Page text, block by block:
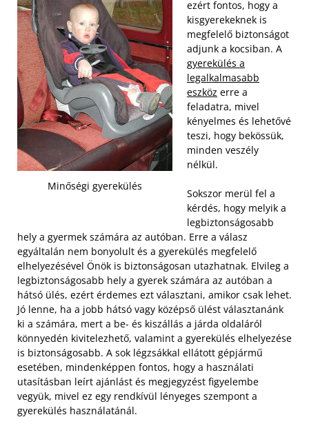
Minőségi gyerekülés
ezért fontos, hogy a
kisgyerekeknek is
megfelelő biztonságot
adjunk a kocsiban. A
gyerekülés a
legalkalmasabb
eszköz erre a
feladatra, mivel
kényelmes és lehetővé
teszi, hogy bekössük,
minden veszély
nélkül.
Sokszor merül fel a
kérdés, hogy melyik a
legbiztonságosabb
hely a gyermek számára az autóban. Erre a válasz
egyáltalán nem bonyolult és a gyerekülés megfelelő
elhelyezésével Önök is biztonságosan utazhatnak. Elvileg a
legbiztonságosabb hely a gyerek számára az autóban a
hátsó ülés, ezért érdemes ezt választani, amikor csak lehet.
Jó lenne, ha a jobb hátsó vagy középső ülést választanánk
ki a számára, mert a be- és kiszállás a járda oldaláról
könnyedén kivitelezhető, valamint a gyerekülés elhelyezése
is biztonságosabb. A sok légzsákkal ellátott gépjármű
esetében, mindenképpen fontos, hogy a használati
utasításban leírt ajánlást és megjegyzést figyelembe
vegyük, mivel ez egy rendkívül lényeges szempont a
gyerekülés használatánál.